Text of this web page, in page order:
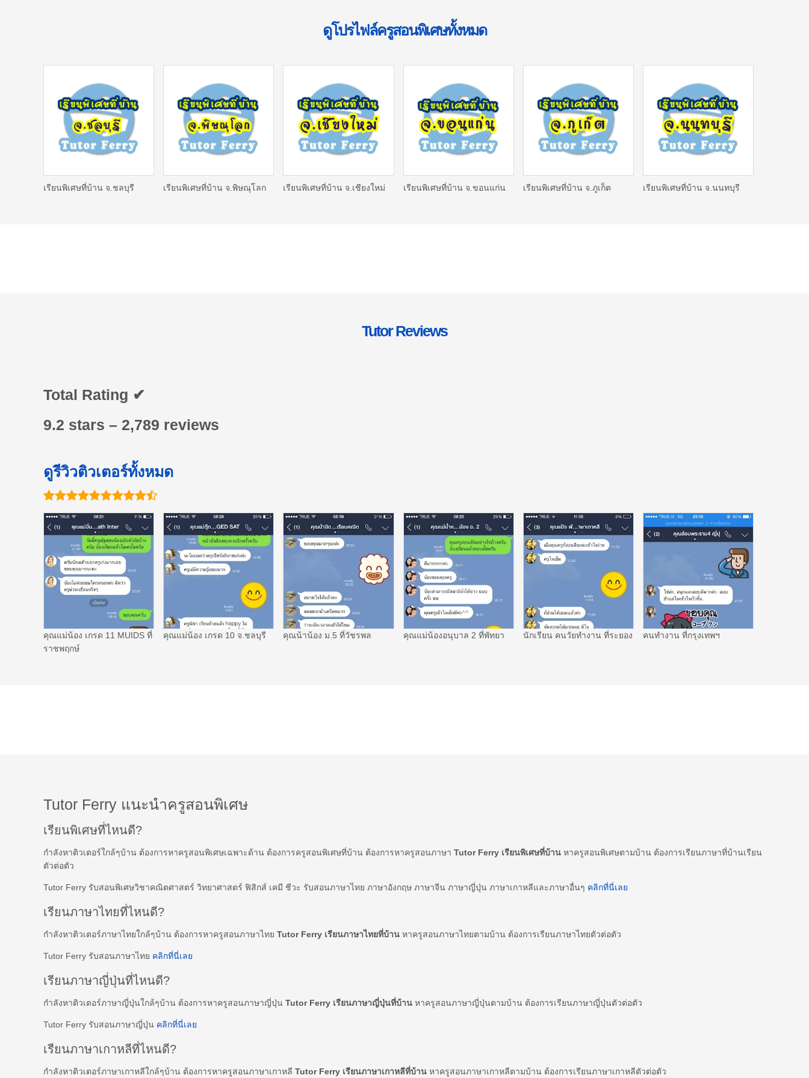
ดูโปรไฟล์ครูสอนพิเศษทั้งหมด
เรียนพิเศษที่บ้าน จ.ชลบุรี เรียนพิเศษที่บ้าน จ.พิษณุโลก เรียนพิเศษที่บ้าน จ.เชียงใหม่ เรียนพิเศษที่บ้าน จ.ขอนแก่น เรียนพิเศษที่บ้าน จ.ภูเก็ต เรียนพิเศษที่บ้าน จ.นนทบุรี
Tutor Reviews
Total Rating ✔
9.2 stars – 2,789 reviews
ดูรีวิวติวเตอร์ทั้งหมด
คุณแม่น้อง เกรด 11 MUIDS ที่
ราชพฤกษ์
คุณแม่น้อง เกรด 10 จ.ชลบุรี คุณน้าน้อง ม.5 ที่วัชรพล คุณแม่น้องอนุบาล 2 ที่พัทยา นักเรียน คนวัยทำงาน ที่ระยอง คนทำงาน ที่กรุงเทพฯ
Tutor Ferry แนะนำครูสอนพิเศษ
เรียนพิเศษที่ไหนดี?
กำลังหาติวเตอร์ใกล้ๆบ้าน ต้องการหาครูสอนพิเศษเฉพาะด้าน ต้องการครูสอนพิเศษที่บ้าน ต้องการหาครูสอนภาษา Tutor Ferry เรียนพิเศษที่บ้าน หาครูสอนพิเศษตามบ้าน ต้องการเรียนภาษาที่บ้านเรียน
ตัวต่อตัว
Tutor Ferry รับสอนพิเศษวิชาคณิตศาสตร์ วิทยาศาสตร์ ฟิสิกส์ เคมี ชีวะ รับสอนภาษาไทย ภาษาอังกฤษ ภาษาจีน ภาษาญี่ปุ่น ภาษาเกาหลีและภาษาอื่นๆ คลิกที่นี่เลย
เรียนภาษาไทยที่ไหนดี?
กำลังหาติวเตอร์ภาษาไทยใกล้ๆบ้าน ต้องการหาครูสอนภาษาไทย Tutor Ferry เรียนภาษาไทยที่บ้าน หาครูสอนภาษาไทยตามบ้าน ต้องการเรียนภาษาไทยตัวต่อตัว
Tutor Ferry รับสอนภาษาไทย คลิกที่นี่เลย
เรียนภาษาญี่ปุ่นที่ไหนดี?
กำลังหาติวเตอร์ภาษาญี่ปุ่นใกล้ๆบ้าน ต้องการหาครูสอนภาษาญี่ปุ่น Tutor Ferry เรียนภาษาญี่ปุ่นที่บ้าน หาครูสอนภาษาญี่ปุ่นตามบ้าน ต้องการเรียนภาษาญี่ปุ่นตัวต่อตัว
Tutor Ferry รับสอนภาษาญี่ปุ่น คลิกที่นี่เลย
เรียนภาษาเกาหลีที่ไหนดี?
กำลังหาติวเตอร์ภาษาเกาหลีใกล้ๆบ้าน ต้องการหาครูสอนภาษาเกาหลี Tutor Ferry เรียนภาษาเกาหลีที่บ้าน หาครูสอนภาษาเกาหลีตามบ้าน ต้องการเรียนภาษาเกาหลีตัวต่อตัว